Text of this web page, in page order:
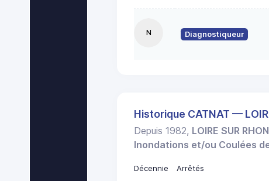
N Diagnostiqueur
Historique CATNAT —
Depuis 1982, LOIRE SUR
Inondations et/ou Coulées
Décennie Arrêtés